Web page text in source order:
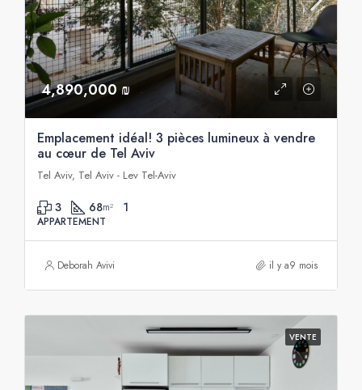
4,890,000 ₪
Emplacement idéal! 3 pièces lumineux à vendre
au cœur de Tel Aviv
Tel Aviv, Tel Aviv - Lev Tel-Aviv
3 68m² 1
APPARTEMENT
Deborah Avivi il y a9 mois
VENTE